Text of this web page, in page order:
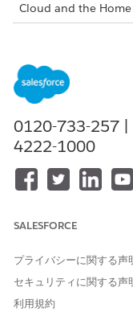
Cloud and the
To review benefits and
quotes:
The location of the
budgets and quotes
configures your org. If
your Salesforce
From the
Get the
Add benefits
Review the
0120-733-257 |
4222-1000
SALESFORCE
プライバシーに関する声
セキュリティに関する声
利用規約